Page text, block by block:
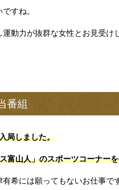
すね。
動力が抜群な女性とお見受け
番組
局しました。
富山人」のスポーツコーナー
希には願ってもないお仕事で